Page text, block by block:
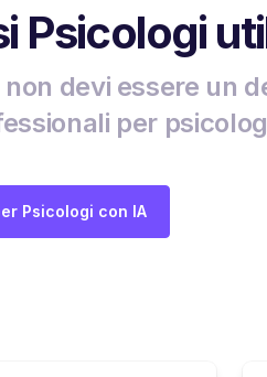
Psicologi
devi essere un
per
Psicologi con IA